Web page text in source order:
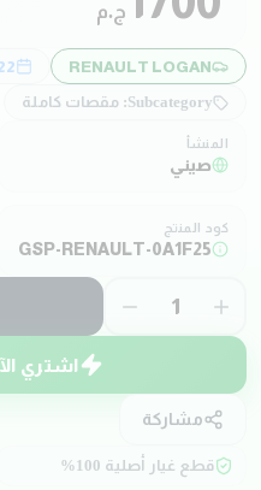
ج.م
RENAULT LOGAN
Subcategory: مقصات كاملة
المنشأ
صيني
كود المنتج
GSP-RENAULT-0A1F25
1
اشتري
مشاركة
قطع غيار أصلية 100%